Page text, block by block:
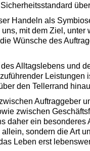
Handeln als
mit dem Ziel, unter
Wünsche des
Alltagslebens und
Leistungen
den Tellerrand
Auftraggeber
zwischen
daher ein besonderes
sondern die Art
Leben erst